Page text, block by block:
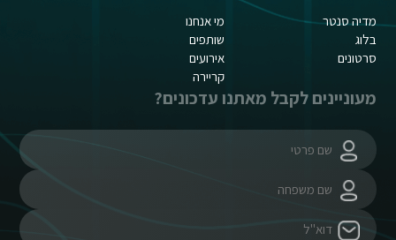
מדיה סנטר
בלוג
סרטונים
מי אנחנו
שותפים
אירועים
קריירה
מעוניינים לקבל מאתנו עדכונים?